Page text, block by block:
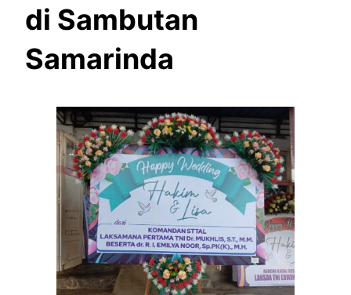
di Sambutan
Samarinda